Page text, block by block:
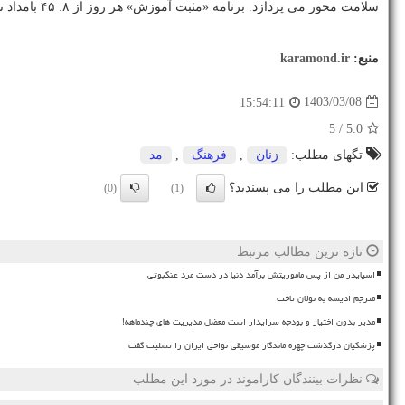
سلامت محور می پردازد. برنامه «مثبت آموزش» هر روز از ۸: ۴۵ بامداد تا ۱۸ بصورت متناوب در ۱۵ دقیقه پایانی هر ساعت پخش می شود.
منبع: karamond.ir
1403/03/08
15:54:11
5.0
/ 5
تگهای مطلب:
زنان فرهنگ مد
این مطلب را می پسندید؟ (1)
(0)
تازه ترین مطالب مرتبط
اسپایدر من از پس ماموریتش برآمد دنیا در دست مرد عنکبوتی
مترجم ادیسه به نولان تاخت
مدیر بدون اختیار و بودجه سرایدار است معضل مدیریت های چندماهه!
پزشکیان درگذشت چهره ماندگار موسیقی نواحی ایران را تسلیت گفت
نظرات بینندگان کاراموند در مورد این مطلب